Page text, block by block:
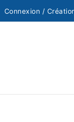
Connexion /